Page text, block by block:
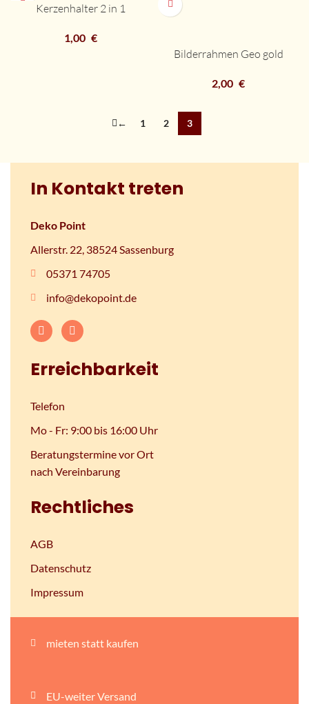
Kerzenhalter 2 in 1
1,00 €
Bilderrahmen Geo gold
2,00 €
← 1 2 3
In Kontakt treten
Deko Point
Allerstr. 22, 38524 Sassenburg
05371 74705
info@dekopoint.de
Erreichbarkeit
Telefon
Mo - Fr: 9:00 bis 16:00 Uhr
Beratungstermine vor Ort
nach Vereinbarung
Rechtliches
AGB
Datenschutz
Impressum
mieten statt kaufen
EU-weiter Versand